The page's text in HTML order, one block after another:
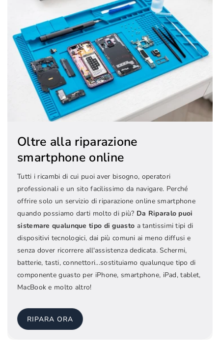
Oltre alla riparazione
smartphone online
Tutti i ricambi di cui puoi aver bisogno, operatori
professionali e un sito facilissimo da navigare. Perché
offrire solo un servizio di riparazione online smartphone
quando possiamo darti molto di più? Da Riparalo puoi
sistemare qualunque tipo di guasto a tantissimi tipi di
dispositivi tecnologici, dai più comuni ai meno diffusi e
senza dover ricorrere all'assistenza dedicata. Schermi,
batterie, tasti, connettori...sostituiamo qualunque tipo di
componente guasto per iPhone, smartphone, iPad, tablet,
MacBook e molto altro!
RIPARA ORA